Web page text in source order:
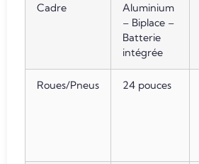
Cadre
Aluminium
– Biplace –
Batterie
intégrée
Roues/Pneus 24 pouces